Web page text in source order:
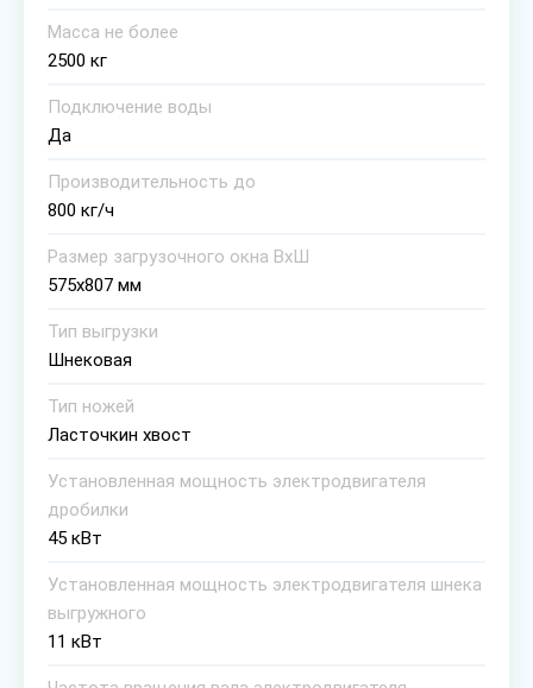
Масса не более
2500 кг
Подключение воды
Да
Производительность до
800 кг/ч
Размер загрузочного окна ВхШ
575х807 мм
Тип выгрузки
Шнековая
Тип ножей
Ласточкин хвост
Установленная мощность электродвигателя
дробилки
45 кВт
Установленная мощность электродвигателя шнека
выгружного
11 кВт